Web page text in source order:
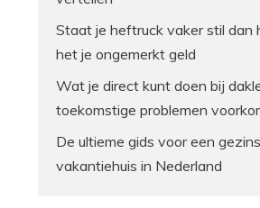
Staat je heftruck vaker stil dan
het je ongemerkt geld
Wat je direct kunt doen bij
toekomstige problemen
De ultieme gids voor een
vakantiehuis in Nederland